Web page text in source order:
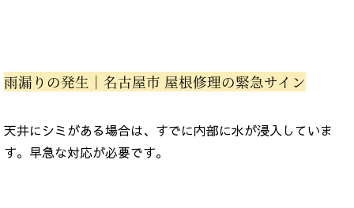
雨漏りの発生｜名古屋市 屋根修理の緊急サイン
天井にシミがある場合は、すでに内部に水が浸入していま
す。早急な対応が必要です。